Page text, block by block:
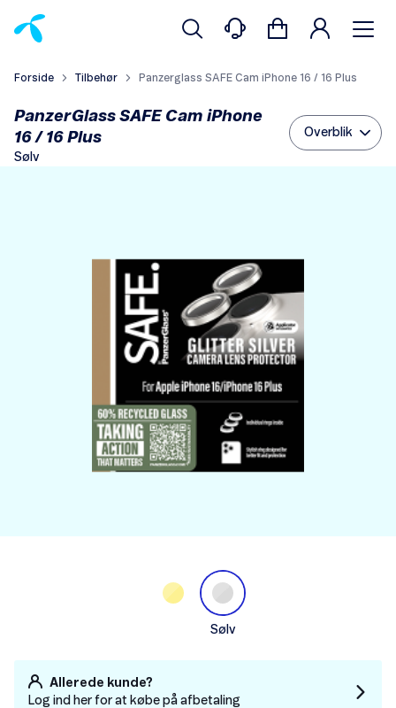
Forside Tilbehør Panzerglass SAFE Cam iPhone 16 / 16 Plus
PanzerGlass SAFE Cam iPhone
16 / 16 Plus
Sølv
Overblik
Sølv
Allerede kunde?
Log ind her for at købe på afbetaling